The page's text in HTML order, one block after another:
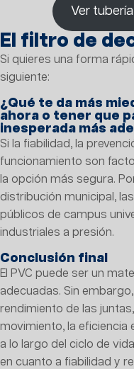
Ver
El filtro de
Si quieres una forma
siguiente:
¿Qué te da más
ahora o tener que
inesperada más
Si la fiabilidad, la
funcionamiento son
la opción más segura.
distribución municipal,
públicos de campus
industriales a presión.
Conclusión final
El PVC puede ser un
adecuadas. Sin
rendimiento de las
movimiento, la eficiencia
a lo largo del ciclo de
en cuanto a fiabilidad y